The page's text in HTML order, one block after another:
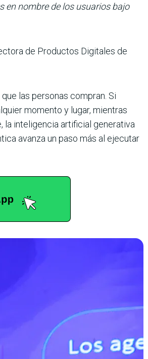
en nombre de los usuarios bajo
de Productos Digitales de
las personas compran. Si
momento y lugar, mientras
la inteligencia artificial generativa
avanza un paso más al ejecutar